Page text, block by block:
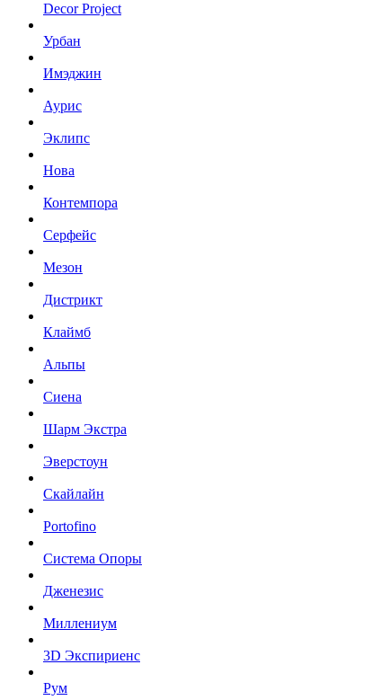
Decor Project
Урбан
Имэджин
Аурис
Эклипс
Нова
Контемпора
Серфейс
Мезон
Дистрикт
Клаймб
Альпы
Сиена
Шарм Экстра
Эверстоун
Скайлайн
Portofino
Система Опоры
Дженезис
Миллениум
3D Экспириенс
Рум